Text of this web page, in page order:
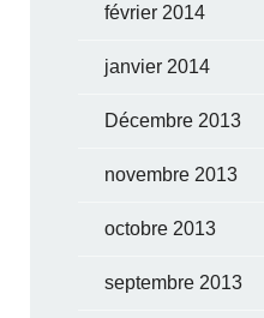
février 2014
janvier 2014
Décembre 2013
novembre 2013
octobre 2013
septembre 2013